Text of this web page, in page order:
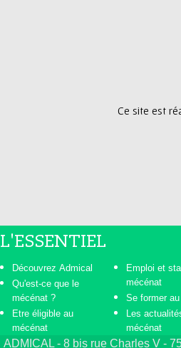
Ce site est
L'ESSENTIEL
Découvrez Admical
Qu'est-ce que le
mécénat ?
Etre éligible au
mécénat
Emploi et
mécénat
Se former
Les
mécénat
ADMICAL - 8 bis rue Charles V -